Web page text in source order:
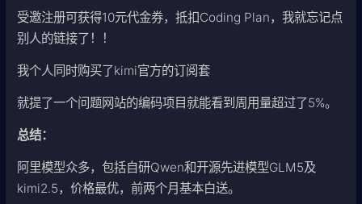
受邀注册可获得10元代金券，抵扣Coding Plan，我就忘记点
别人的链接了！！
我个人同时购买了kimi官方的订阅套
就提了一个问题网站的编码项目就能看到周用量超过了5%。
总结：
阿里模型众多，包括自研Qwen和开源先进模型GLM5及
kimi2.5，价格最优，前两个月基本白送。